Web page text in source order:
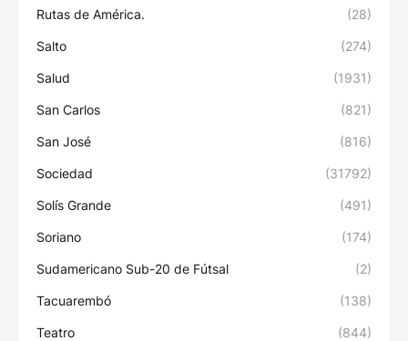
Rutas de América. (28)
Salto (274)
Salud (1931)
San Carlos (821)
San José (816)
Sociedad (31792)
Solís Grande (491)
Soriano (174)
Sudamericano Sub-20 de Fútsal (2)
Tacuarembó (138)
Teatro (844)